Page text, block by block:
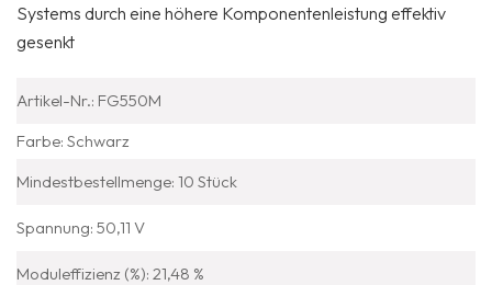
Systems durch eine höhere Komponentenleistung effektiv
gesenkt
Artikel-Nr.: FG550M
Farbe: Schwarz
Mindestbestellmenge: 10 Stück
Spannung: 50,11 V
Moduleffizienz (%): 21,48 %